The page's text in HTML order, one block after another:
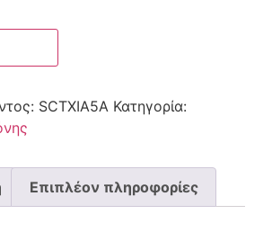
SCTXIA5A Κατηγορία:
Επιπλέον πληροφορίες